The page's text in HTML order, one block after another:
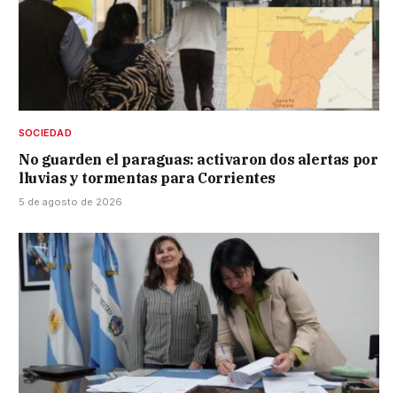
SOCIEDAD
No guarden el paraguas: activaron dos alertas por
lluvias y tormentas para Corrientes
5 de agosto de 2026